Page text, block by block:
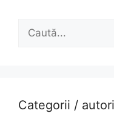
Caută
Categorii / autori